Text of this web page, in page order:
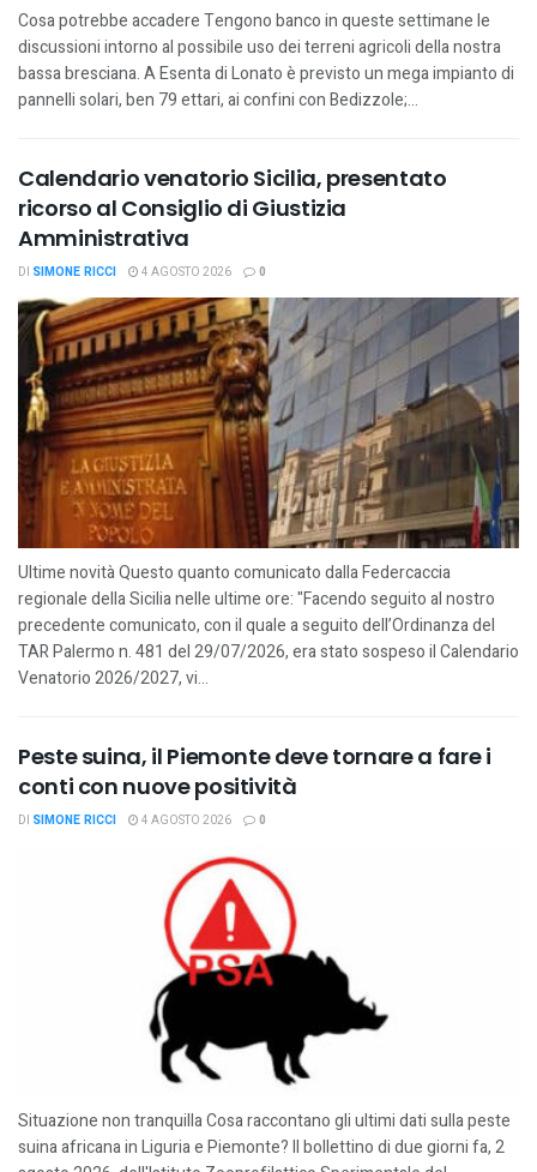
Cosa potrebbe accadere Tengono banco in queste settimane le
discussioni intorno al possibile uso dei terreni agricoli della nostra
bassa bresciana. A Esenta di Lonato è previsto un mega impianto di
pannelli solari, ben 79 ettari, ai confini con Bedizzole;...
Calendario venatorio Sicilia, presentato
ricorso al Consiglio di Giustizia
Amministrativa
DI SIMONE RICCI 4 AGOSTO 2026 0
Ultime novità Questo quanto comunicato dalla Federcaccia
regionale della Sicilia nelle ultime ore: "Facendo seguito al nostro
precedente comunicato, con il quale a seguito dell’Ordinanza del
TAR Palermo n. 481 del 29/07/2026, era stato sospeso il Calendario
Venatorio 2026/2027, vi...
Peste suina, il Piemonte deve tornare a fare i
conti con nuove positività
DI SIMONE RICCI 4 AGOSTO 2026 0
Situazione non tranquilla Cosa raccontano gli ultimi dati sulla peste
suina africana in Liguria e Piemonte? Il bollettino di due giorni fa, 2